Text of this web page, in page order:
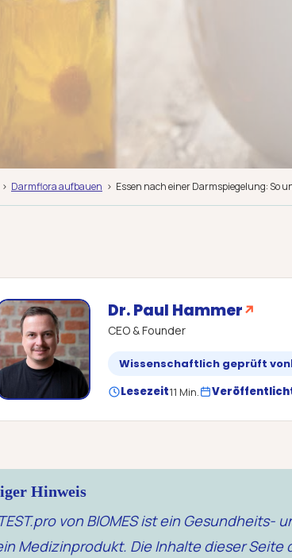
Darmflora aufbauen Essen nach einer Darmspiegelung: So
Dr. Paul Hammer↗
CEO & Founder
Wissenschaftlich geprüft von
Lesezeit11 Min.
Hinweis
von BIOMES ist ein
Medizinprodukt. Die Inhalte dieser